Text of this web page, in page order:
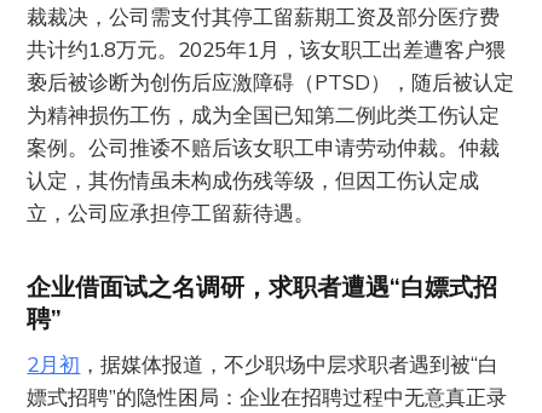
裁裁决，公司需支付其停工留薪期工资及部分医疗费
共计约1.8万元。2025年1月，该女职工出差遭客户猥
亵后被诊断为创伤后应激障碍（PTSD），随后被认定
为精神损伤工伤，成为全国已知第二例此类工伤认定
案例。公司推诿不赔后该女职工申请劳动仲裁。仲裁
认定，其伤情虽未构成伤残等级，但因工伤认定成
立，公司应承担停工留薪待遇。
企业借面试之名调研，求职者遭遇“白嫖式招
聘”
2月初 ，据媒体报道，不少职场中层求职者遇到被“白
嫖式招聘”的隐性困局：企业在招聘过程中无意真正录